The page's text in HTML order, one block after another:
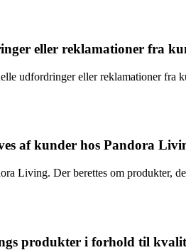
eller reklamationer fra
udfordringer eller reklamationer
af kunder hos Pandora
Living. Der berettes om produkter,
produkter i forhold til